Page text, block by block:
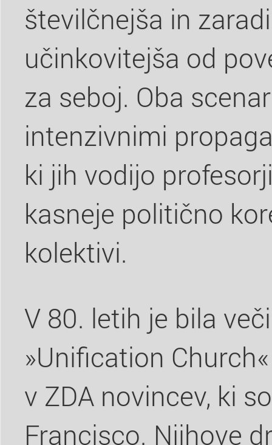
številčnejša in
učinkovitejša od
za seboj. Oba
intenzivnimi
ki jih vodijo
kasneje politično
kolektivi.
V 80. letih je bila
»Unification
v ZDA novincev, ki
Francisco. Njihove